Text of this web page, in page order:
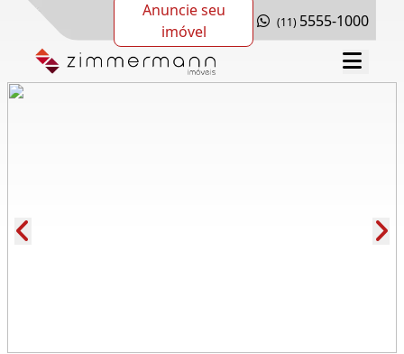
Anuncie seu
imóvel
(11) 5555-1000